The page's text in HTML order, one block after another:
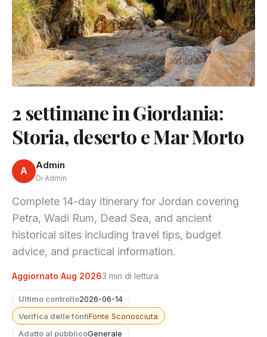
2 settimane in Giordania:
Storia, deserto e Mar Morto
A Admin
Di Admin
Complete 14-day itinerary for Jordan covering
Petra, Wadi Rum, Dead Sea, and ancient
historical sites including travel tips, budget
advice, and practical information.
Aggiornato Aug 20263 min di lettura
Ultimo controllo2026-06-14
Verifica delle fontiFonte Sconosciuta
Adatto al pubblicoGenerale